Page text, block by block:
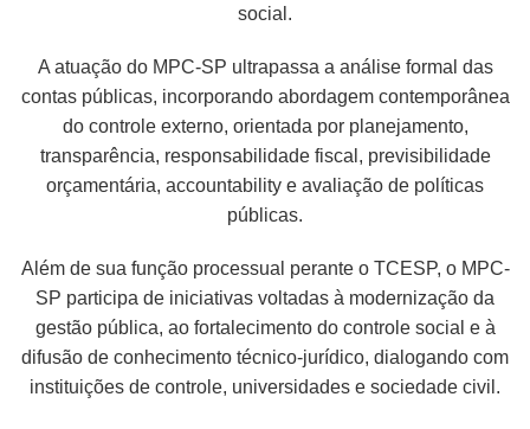
social.
A atuação do MPC-SP ultrapassa a análise formal das
contas públicas, incorporando abordagem contemporânea
do controle externo, orientada por planejamento,
transparência, responsabilidade fiscal, previsibilidade
orçamentária, accountability e avaliação de políticas
públicas.
Além de sua função processual perante o TCESP, o MPC-
SP participa de iniciativas voltadas à modernização da
gestão pública, ao fortalecimento do controle social e à
difusão de conhecimento técnico-jurídico, dialogando com
instituições de controle, universidades e sociedade civil.